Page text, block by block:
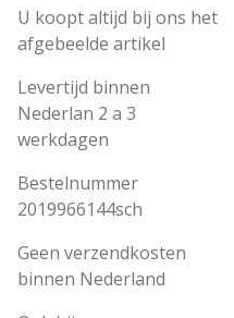
U koopt altijd bij ons het
afgebeelde artikel
Levertijd binnen
Nederlan 2 a 3
werkdagen
Bestelnummer
2019966144sch
Geen verzendkosten
binnen Nederland